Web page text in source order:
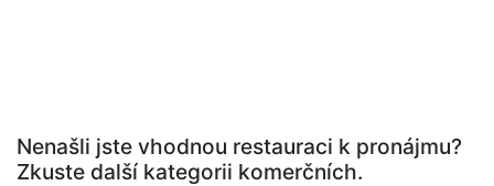
Nenašli jste vhodnou restauraci k pronájmu?
Zkuste další kategorii komerčních.